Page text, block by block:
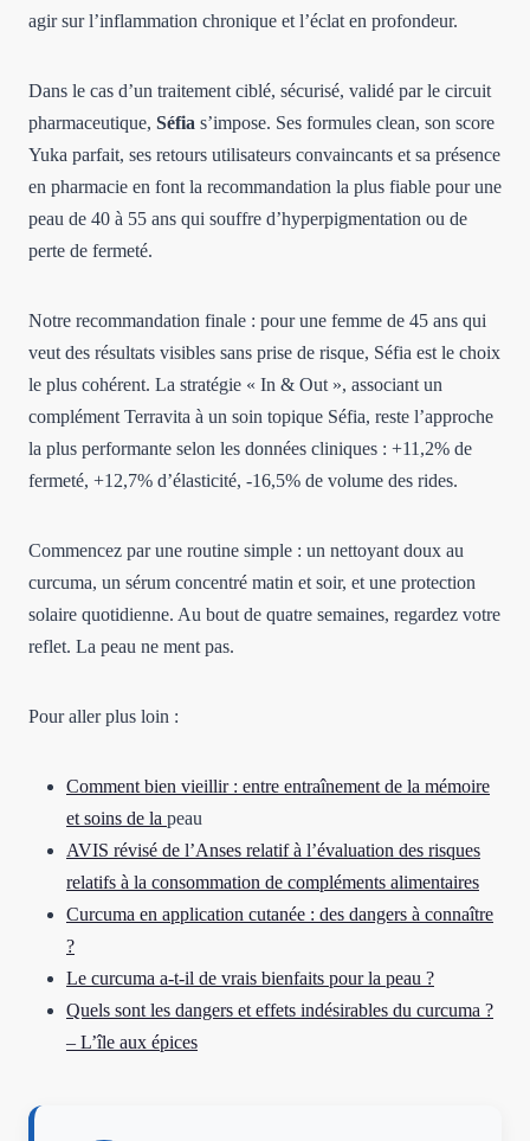
agir sur l’inflammation chronique et l’éclat en profondeur.
Dans le cas d’un traitement ciblé, sécurisé, validé par le circuit
pharmaceutique, Séfia s’impose. Ses formules clean, son score
Yuka parfait, ses retours utilisateurs convaincants et sa présence
en pharmacie en font la recommandation la plus fiable pour une
peau de 40 à 55 ans qui souffre d’hyperpigmentation ou de
perte de fermeté.
Notre recommandation finale : pour une femme de 45 ans qui
veut des résultats visibles sans prise de risque, Séfia est le choix
le plus cohérent. La stratégie « In & Out », associant un
complément Terravita à un soin topique Séfia, reste l’approche
la plus performante selon les données cliniques : +11,2% de
fermeté, +12,7% d’élasticité, -16,5% de volume des rides.
Commencez par une routine simple : un nettoyant doux au
curcuma, un sérum concentré matin et soir, et une protection
solaire quotidienne. Au bout de quatre semaines, regardez votre
reflet. La peau ne ment pas.
Pour aller plus loin :
Comment bien vieillir : entre entraînement de la mémoire
et soins de la peau
AVIS révisé de l’Anses relatif à l’évaluation des risques
relatifs à la consommation de compléments alimentaires
Curcuma en application cutanée : des dangers à connaître
?
Le curcuma a-t-il de vrais bienfaits pour la peau ?
Quels sont les dangers et effets indésirables du curcuma ?
– L’île aux épices